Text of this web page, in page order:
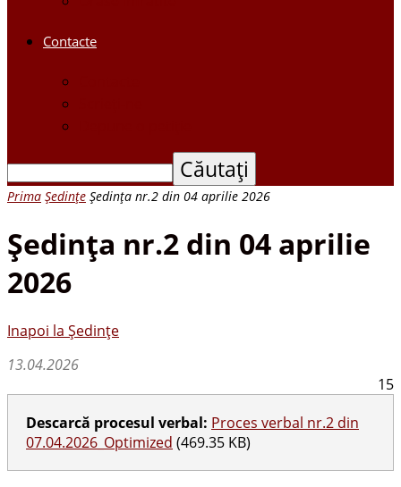
Contacte
Prima Ședințe Şedinţa nr.2 din 04 aprilie 2026
Şedinţa nr.2 din 04 aprilie
2026
Inapoi la Ședințe
13.04.2026
15
Descarcă procesul verbal: Proces verbal nr.2 din
07.04.2026_Optimized (469.35 KB)